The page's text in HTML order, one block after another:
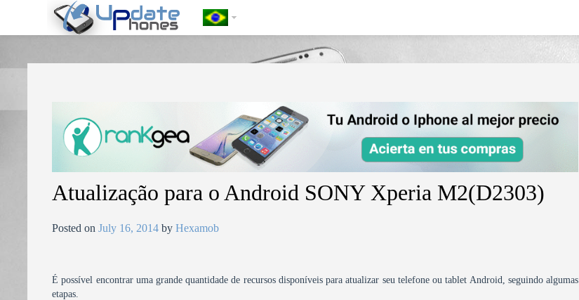
https://update-phones.com/pt-br/atualizacao-para-o-android-sony-xperia-m2d2303/
Atualização para o Android SONY Xperia M2(D2303)
Posted onJuly 16, 2014 byHexamob
É possível encontrar uma grande quantidade de recursos disponíveis para atualizar seu telefone ou tablet Android, seguindo algumas
etapas.